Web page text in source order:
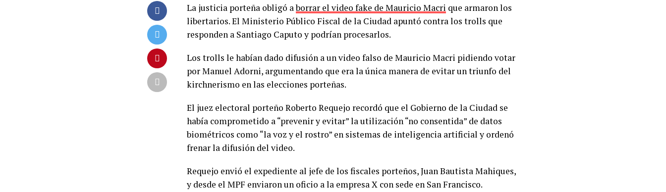
La justicia porteña obligó aborrar el video fake de Mauricio Macri que armaron los
libertarios. El Ministerio Público Fiscal de la Ciudad apuntó contra los trolls que
responden a Santiago Caputo y podrían procesarlos.
Los trolls le habían dado difusión a un video falso de Mauricio Macri pidiendo votar
por Manuel Adorni, argumentando que era la única manera de evitar un triunfo del
kirchnerismo en las elecciones porteñas.
El juez electoral porteño Roberto Requejo recordó que el Gobierno de la Ciudad se
había comprometido a “prevenir y evitar” la utilización “no consentida” de datos
biométricos como “la voz y el rostro” en sistemas de inteligencia artificial y ordenó
frenar la difusión del video.
Requejo envió el expediente al jefe de los fiscales porteños, Juan Bautista Mahiques,
y desde el MPF enviaron un oficio a la empresa X con sede en San Francisco.